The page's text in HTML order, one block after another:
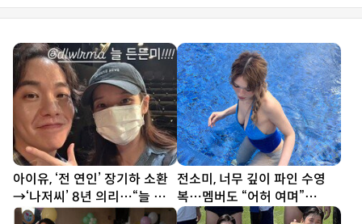
아이유, ‘전 연인’ 장기하 소환
→‘나저씨’ 8년 의리…“늘 든
든” [SD톡톡]
전소미, 너무 깊이 파인 수영
복…멤버도 “어허 여며”
[DA★]